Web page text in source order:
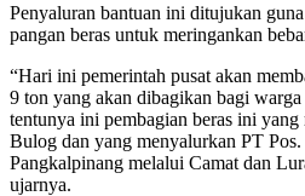
Penyaluran bantuan ini ditujukan
pangan beras untuk meringankan
“Hari ini pemerintah pusat akan
9 ton yang akan dibagikan bagi
tentunya ini pembagian beras ini yang
Bulog dan yang menyalurkan PT
Pangkalpinang melalui Camat dan
ujarnya.